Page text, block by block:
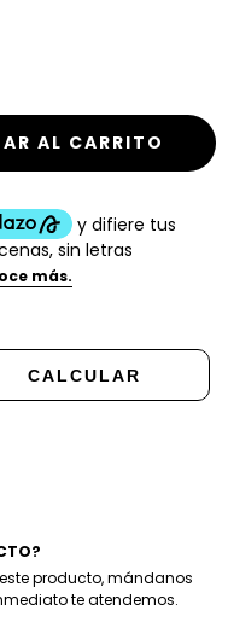
CALCULAR
producto, mándanos
te atendemos.